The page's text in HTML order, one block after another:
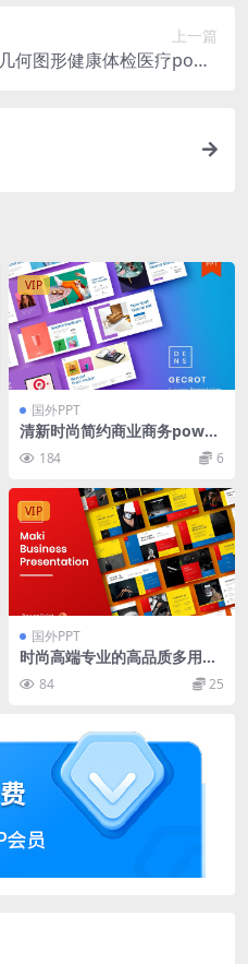
上一篇
何图形健康体检医疗powe
VIP
国外PPT
清新时尚简约商业商务power
point幻灯片演示模板（ppt
x）184 6
VIP
国外PPT
时尚高端专业的高品质多用途
商业商务powerpoint幻灯片
演示模板（pptx）
84 25